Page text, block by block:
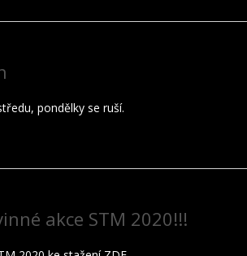
pondělky se ruší.
akce STM 2020!!!